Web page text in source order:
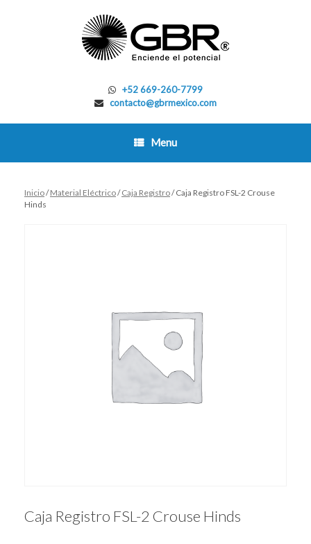
+52 669-260-7799
contacto@gbrmexico.com
Menu
Inicio/Material Eléctrico/Caja Registro/ Caja Registro FSL-2 Crouse
Hinds
Caja Registro FSL-2 Crouse Hinds